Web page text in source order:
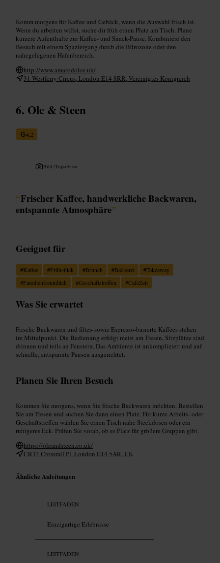
Komm morgens für Kaffee und Gebäck, wenn die Auswahl frisch ist.
Wenn du arbeiten willst, suche dir früh einen Platz am Tisch. Plane
kurzere Aufenthalte zur Kaffee- und Snack-Pause. Kombiniere den
Besuch mit einem Spaziergang durch die Bürozone oder den
nahegelegenen Hafenbereich.
http://www.amarodolce.uk/
31 Westferry Circus, London E14 8RR, Vereinigtes Königreich
Ole & Steen
4,2
Bild /Tripadvisor
“Frischer Kaffee, handwerkliche Backwaren,
entspannte Atmosphäre”
Geeignet für
#Kaffee #Frühstück #Brunch #Bäckerei #Takeaway
#Familienfreundlich #Geschäftstreffen #CaféZeit
Was Sie erwartet
Frische Backwaren und filter- sowie Espresso-basierte Kaffees stehen
im Mittelpunkt. Die Bedienung erfolgt meist am Tresen, Sitzplätze sind
drinnen und teils an Fenstern. Das Ambiente ist unkompliziert und auf
schnelle, entspannte Pausen ausgerichtet.
Planen Sie Ihren Besuch
Kommen Sie morgens, wenn Sie frische Backwaren möchten. Bestellen
Sie am Tresen und suchen Sie dann einen Platz. Für kurze Arbeits- oder
Geschäftstreffen wählen Sie einen Tisch nahe Steckdosen oder ein
ruhigeres Eck. Prüfen Sie vorab, ob es Platz für größere Gruppen gibt.
https://oleandsteen.co.uk/
CR34 Crossrail Pl, London E14 5AR, UK
Ähnliche Anleitungen
LEITFADEN
Einzigartige Erlebnisse
LEITFADEN